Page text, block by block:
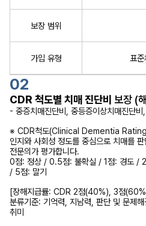
보장 범위
가입 유형 표
02
CDR 척도별 치매 진단비 보장 (
- 중증치매진단비, 중등증이상치매진단비
※ CDR척도(Clinical Dementia
인지와 사회성 정도를 중심으로 치매를
전문의가 평가합니다.
0점: 정상 / 0.5점: 불확실 / 1점: 경도 /
/ 5점: 말기
[장해지급률: CDR 2점(40%), 3점
분류기준: 기억력, 지남력, 판단 및 문제
취미